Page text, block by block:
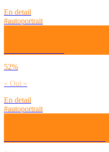
En detail
#autoportrait
52%
« Oui »
En detail
#autoportrait